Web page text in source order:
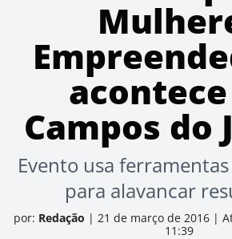
Campos do
Evento usa
para alavancar
por: Redação | 21 de março de 2016 |
11:39